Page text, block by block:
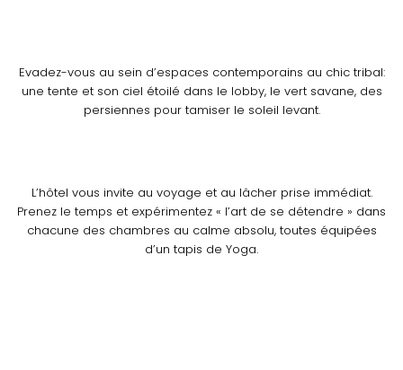
Evadez-vous au sein d’espaces contemporains au chic tribal:
une tente et son ciel étoilé dans le lobby, le vert savane, des
persiennes pour tamiser le soleil levant.
L’hôtel vous invite au voyage et au lâcher prise immédiat.
Prenez le temps et expérimentez « l’art de se détendre » dans
chacune des chambres au calme absolu, toutes équipées
d’un tapis de Yoga.